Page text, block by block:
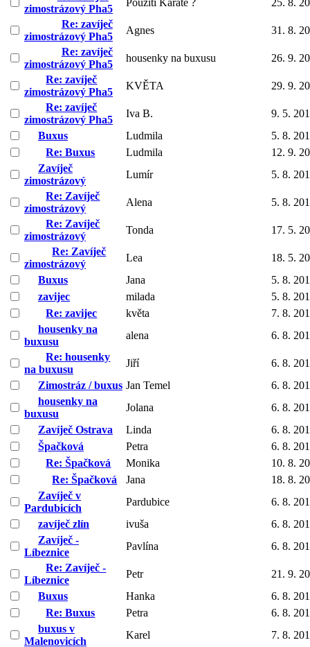
zimostrázový Pha5
Re: zavíječ
zimostrázový Pha5
Agnes
31. 8.
Re: zavíječ
zimostrázový Pha5
housenky na buxusu
26. 9.
Re: zavíječ
zimostrázový Pha5
KVĚTA
29. 9.
Re: zavíječ
zimostrázový Pha5
Iva B.
9. 5.
Buxus
Ludmila
5. 8.
Re: Buxus
Ludmila
12. 9.
Zavíječ
zimostrázový
Lumír
5. 8.
Re: Zavíječ
zimostrázový
Alena
5. 8.
Re: Zavíječ
zimostrázový
Tonda
17. 5.
Re: Zavíječ
zimostrázový
Lea
18. 5.
Buxus
Jana
5. 8.
zavijec
milada
5. 8.
Re: zavijec
květa
7. 8.
housenky na
buxusu
alena
6. 8.
Re: housenky
na buxusu
Jiří
6. 8.
Zimostráz / buxus Jan Temel
6. 8.
housenky na
buxusu
Jolana
6. 8.
Zavíječ Ostrava
Linda
6. 8.
Špačková
Petra
6. 8.
Re: Špačková
Monika
10. 8.
Re: Špačková
Jana
18. 8.
Zavíječ v
Pardubicích
Pardubice
6. 8.
zavíječ zlín
ivuša
6. 8.
Zavíječ -
Líbeznice
Pavlína
6. 8.
Re: Zavíječ -
Líbeznice
Petr
21. 9.
Buxus
Hanka
6. 8.
Re: Buxus
Petra
6. 8.
buxus v
Malenovicích
Karel 7. 8.